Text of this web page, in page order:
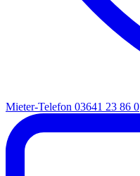
Mieter-Telefon 03641 23 86 0